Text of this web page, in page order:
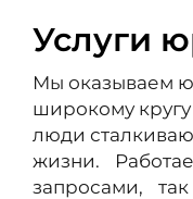
Услуги
Мы оказываем
широкому
люди
жизни.
запросами,